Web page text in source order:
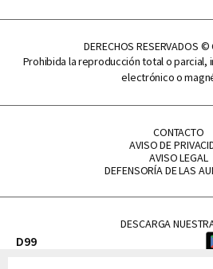
DERECHOS RESERVADOS
Prohibida la reproducción total o parcial,
electrónico o
CONTACTO
AVISO DE
AVISO LEGAL
DEFENSORÍA DE LAS
DESCARGA
D99